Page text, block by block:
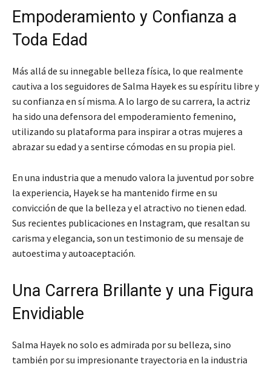
Empoderamiento y Confianza a
Toda Edad
Más allá de su innegable belleza física, lo que realmente
cautiva a los seguidores de Salma Hayek es su espíritu libre y
su confianza en sí misma. A lo largo de su carrera, la actriz
ha sido una defensora del empoderamiento femenino,
utilizando su plataforma para inspirar a otras mujeres a
abrazar su edad y a sentirse cómodas en su propia piel.
En una industria que a menudo valora la juventud por sobre
la experiencia, Hayek se ha mantenido firme en su
convicción de que la belleza y el atractivo no tienen edad.
Sus recientes publicaciones en Instagram, que resaltan su
carisma y elegancia, son un testimonio de su mensaje de
autoestima y autoaceptación.
Una Carrera Brillante y una Figura
Envidiable
Salma Hayek no solo es admirada por su belleza, sino
también por su impresionante trayectoria en la industria